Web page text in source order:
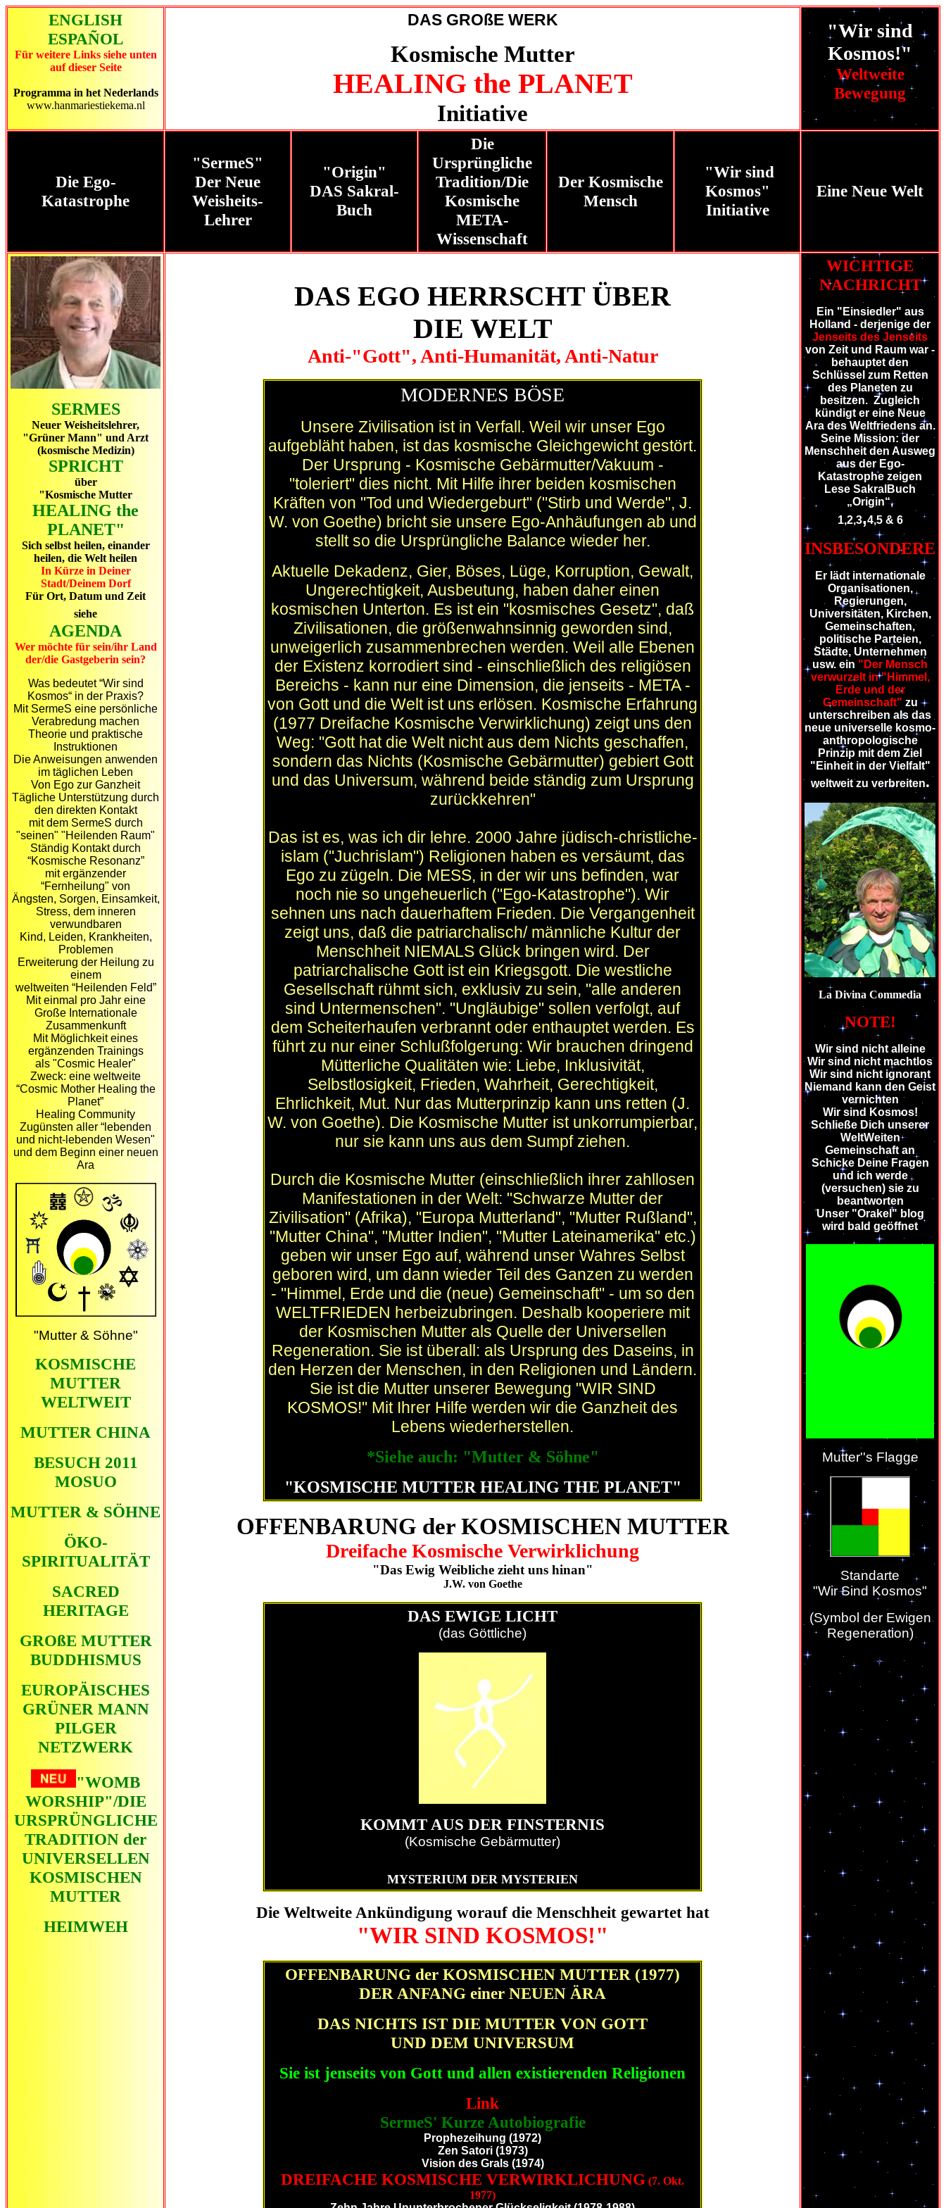
ENGLISH
ESPAÑOL
Für weitere Links siehe unten
auf dieser Seite
Programma in het Nederlands
www.hanmariestiekema.nl
DAS GROßE WERK
Kosmische Mutter
HEALING the PLANET
Initiative
"Wir sind
Kosmos!"
Weltweite
Bewegung
Die Ego-
Katastrophe
"SermeS"
Der Neue
Weisheits-
Lehrer
"Origin"
DAS Sakral-
Buch
Die
Ursprüngliche
Tradition/Die
Kosmische
META-
Wissenschaft
Der Kosmische
Mensch
"Wir sind
Kosmos"
Initiative
Eine Neue Welt
SERMES
Neuer Weisheitslehrer,
"Grüner Mann" und Arzt
(kosmische Medizin)
SPRICHT
über
"Kosmische Mutter
HEALING the
PLANET"
Sich selbst heilen, einander
heilen, die Welt heilen
In Kürze in Deiner
Stadt/Deinem Dorf
Für Ort, Datum und Zeit
siehe
AGENDA
Wer möchte für sein/ihr Land
der/die Gastgeberin sein?
Was bedeutet “Wir sind
Kosmos“ in der Praxis?
Mit SermeS eine persönliche
Verabredung machen
Theorie und praktische
Instruktionen
DieAnweisungen anwenden
im täglichen Leben
Von Ego zur Ganzheit
Tägliche Unterstützung durch
den direkten Kontakt
mitdem SermeS durch
"seinen" "Heilenden Raum"
Ständig Kontakt durch
“Kosmische Resonanz”
mit ergänzender
“Fernheilung" von
Ängsten, Sorgen, Einsamkeit,
Stress, dem inneren
verwundbaren
Kind, Leiden, Krankheiten,
Problemen
Erweiterung der Heilung zu
einem
weltweiten “Heilenden Feld”
Mit einmal pro Jahr eine
Große Internationale
Zusammenkunft
Mit Möglichkeit eines
ergänzenden Trainings
als "Cosmic Healer"
Zweck: eine weltweite
“Cosmic Mother Healing the
Planet”
Healing Community
Zugünsten aller “lebenden
und nicht-lebenden Wesen"
und dem Beginn einer neuen
Ara
"Mutter & Söhne"
KOSMISCHE
MUTTER
WELTWEIT
MUTTER CHINA
BESUCH 2011
MOSUO
MUTTER & SÖHNE
ÖKO-
SPIRITUALITÄT
SACRED
HERITAGE
GROßE MUTTER
BUDDHISMUS
EUROPÄISCHES
GRÜNER MANN
PILGER
NETZWERK
"WOMB
WORSHIP"/DIE
URSPRÜNGLICHE
TRADITION der
UNIVERSELLEN
KOSMISCHEN
MUTTER
HEIMWEH
DAS EGO HERRSCHT ÜBER
DIE WELT
Anti-"Gott", Anti-Humanität, Anti-Natur
MODERNES BÖSE
Unsere Zivilisation ist in Verfall. Weil wir unser Ego
aufgebläht haben, ist das kosmische Gleichgewicht gestört.
Der Ursprung - Kosmische Gebärmutter/Vakuum -
"toleriert" dies nicht. Mit Hilfe ihrer beiden kosmischen
Kräften von "Tod und Wiedergeburt" ("Stirb und Werde", J.
W. von Goethe) bricht sie unsere Ego-Anhäufungen ab und
stellt so die Ursprüngliche Balance wieder her.
Aktuelle Dekadenz, Gier, Böses, Lüge, Korruption, Gewalt,
Ungerechtigkeit, Ausbeutung, haben daher einen
kosmischen Unterton. Es ist ein "kosmisches Gesetz", daß
Zivilisationen, die größenwahnsinnig geworden sind,
unweigerlich zusammenbrechen werden. Weil alle Ebenen
der Existenz korrodiert sind - einschließlich des religiösen
Bereichs - kann nur eine Dimension, die jenseits - META -
von Gott und die Welt ist uns erlösen. Kosmische Erfahrung
(1977 Dreifache Kosmische Verwirklichung) zeigt uns den
Weg: "Gott hat die Welt nicht aus dem Nichts geschaffen,
sondern das Nichts (Kosmische Gebärmutter) gebiert Gott
und das Universum, während beide ständig zum Ursprung
zurückkehren"
Das ist es, was ich dir lehre. 2000 Jahre jüdisch-christliche-
islam ("Juchrislam") Religionen haben es versäumt, das
Ego zu zügeln. Die MESS, in der wir uns befinden, war
noch nie so ungeheuerlich ("Ego-Katastrophe"). Wir
sehnen uns nach dauerhaftem Frieden. Die Vergangenheit
zeigt uns, daß die patriarchalisch/ männliche Kultur der
Menschheit NIEMALS Glück bringen wird. Der
patriarchalische Gott ist ein Kriegsgott. Die westliche
Gesellschaft rühmt sich, exklusiv zu sein, "alle anderen
sind Untermenschen". "Ungläubige" sollen verfolgt, auf
dem Scheiterhaufen verbrannt oder enthauptet werden. Es
führt zu nur einer Schlußfolgerung: Wir brauchen dringend
Mütterliche Qualitäten wie: Liebe, Inklusivität,
Selbstlosigkeit, Frieden, Wahrheit, Gerechtigkeit,
Ehrlichkeit, Mut. Nur das Mutterprinzip kann uns retten (J.
W. von Goethe). Die Kosmische Mutter ist unkorrumpierbar,
nur sie kann uns aus dem Sumpf ziehen.
Durch die Kosmische Mutter (einschließlich ihrer zahllosen
Manifestationen in der Welt: "Schwarze Mutter der
Zivilisation" (Afrika), "Europa Mutterland", "Mutter Rußland",
"Mutter China", "Mutter Indien", "Mutter Lateinamerika" etc.)
geben wir unser Ego auf, während unser Wahres Selbst
geboren wird, um dann wieder Teil des Ganzen zu werden
- "Himmel, Erde und die (neue) Gemeinschaft" - um so den
WELTFRIEDEN herbeizubringen. Deshalb kooperiere mit
der Kosmischen Mutter als Quelle der Universellen
Regeneration. Sie ist überall: als Ursprung des Daseins, in
den Herzen der Menschen, in den Religionen und Ländern.
Sie ist die Mutter unserer Bewegung "WIR SIND
KOSMOS!" Mit Ihrer Hilfe werden wir die Ganzheit des
Lebens wiederherstellen.
*Siehe auch: "Mutter & Söhne"
"KOSMISCHE MUTTER HEALING THE PLANET"
OFFENBARUNG der KOSMISCHEN MUTTER
Dreifache Kosmische Verwirklichung
"Das Ewig Weibliche zieht uns hinan"
J.W. von Goethe
DAS EWIGE LICHT
(das Göttliche)
KOMMT AUS DER FINSTERNIS
(Kosmische Gebärmutter)
MYSTERIUM DER MYSTERIEN
Die Weltweite Ankündigung worauf die Menschheit gewartet hat
"WIR SIND KOSMOS!"
OFFENBARUNG der KOSMISCHEN MUTTER (1977)
DER ANFANG einer NEUEN ÄRA
DAS NICHTS IST DIE MUTTER VON GOTT
UND DEM UNIVERSUM
Sie ist jenseits von Gott und allen existierenden Religionen
Link
SermeS' Kurze Autobiografie
Prophezeihung (1972)
Zen Satori (1973)
Vision des Grals (1974)
DREIFACHE KOSMISCHE VERWIRKLICHUNG (7. Okt.
1977)
WICHTIGE
NACHRICHT
Ein "Einsiedler" aus
Holland - derjenige der
Jenseits des Jenseits
von Zeit und Raum war -
behauptet den
Schlüssel zum Retten
des Planeten zu
besitzen. Zugleich
kündigt er eine Neue
Ara des Weltfriedens an.
Seine Mission: der
Menschheit den Ausweg
aus der Ego-
Katastrophe zeigen
Lese SakralBuch
„Origin“,
1,2,3,4,5 & 6
INSBESONDERE
Er lädt internationale
Organisationen,
Regierungen,
Universitäten, Kirchen,
Gemeinschaften,
politische Parteien,
Städte, Unternehmen
usw. ein "Der Mensch
verwurzelt in "Himmel,
Erde und der
Gemeinschaft" zu
unterschreiben als das
neue universelle kosmo-
anthropologische
Prinzip mit dem Ziel
"Einheit in der Vielfalt"
weltweit zu verbreiten.
La Divina Commedia
NOTE!
Wir sind nicht alleine
Wir sind nicht machtlos
Wir sind nicht ignorant
Niemand kann den Geist
vernichten
Wir sind Kosmos!
Schließe Dich unserer
WeltWeiten
Gemeinschaft an
Schicke Deine Fragen
und ich werde
(versuchen) sie zu
beantworten
Unser "Orakel" blog
wird bald geöffnet
Mutter''s Flagge
Standarte
"Wir Sind Kosmos"
(Symbol der Ewigen
Regeneration)
Was bedeutet “Wir sind